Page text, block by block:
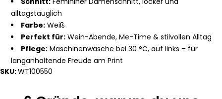
alltagstauglich
Farbe: Weiß
Perfekt für: Wein-Abende, Me-Time & stilvollen Alltag
Pflege: Maschinenwäsche bei 30 °C, auf links – für
langanhaltende Freude am Print
SKU:WT100550